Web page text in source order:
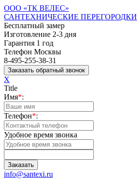
ООО «ТК ВЕЛЕС»
САНТЕХНИЧЕСКИЕ ПЕРЕГОРОДКИ
Бесплатный замер
Изготовление 2-3 дня
Гарантия 1 год
Телефон Москвы
8-495-255-38-31
X
Title
Имя*:
Телефон*:
Удобное время звонка
info@santexi.ru